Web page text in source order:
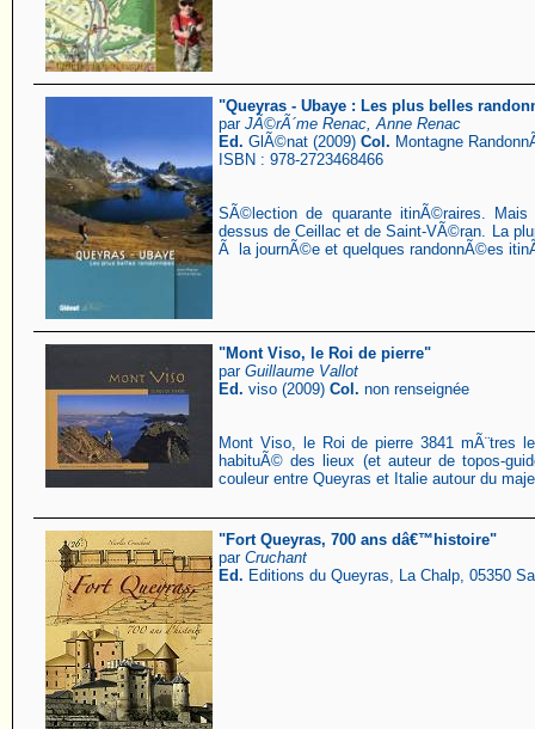
"Queyras - Ubaye : Les plus belles
par JÃ©rÃ´me Renac, Anne Renac
Ed. GlÃ©nat (2009) Col. Montagne
ISBN : 978-2723468466
SÃ©lection de quarante itinÃ©raires.
dessus de Ceillac et de Saint-VÃ©ran. La
Ã la journÃ©e et quelques randonnÃ©es
"Mont Viso, le Roi de pierre"
par Guillaume Vallot
Ed. viso (2009) Col. non renseignée
Mont Viso, le Roi de pierre 3841 mÃ¨tres
habituÃ© des lieux (et auteur de topos-
couleur entre Queyras et Italie autour du
"Fort Queyras, 700 ans dâ€™histoire"
par Cruchant
Ed. Editions du Queyras, La Chalp, 05350